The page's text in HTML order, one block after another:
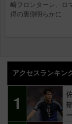
崎フロンターレ、ロ
得の裏側明らかに
アクセスランキン
1